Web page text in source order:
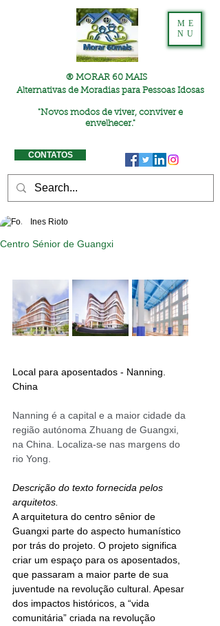
® MORAR 60 MAIS
Alternativas de Moradias para Pessoas Idosas
"Novos modos de viver, conviver e
envelhecer."
ME
NU
CONTATOS
Centro Sénior de Guangxi
Ines Rioto
Local para aposentados - Nanning.
China
Nanning é a capital e a maior cidade da
região autónoma Zhuang de Guangxi,
na China. Localiza-se nas margens do
rio Yong.
Descrição do texto fornecida pelos
arquitetos.
A arquitetura do centro sênior de
Guangxi parte do aspecto humanístico
por trás do projeto. O projeto significa
criar um espaço para os aposentados,
que passaram a maior parte de sua
juventude na revolução cultural. Apesar
dos impactos históricos, a “vida
comunitária” criada na revolução